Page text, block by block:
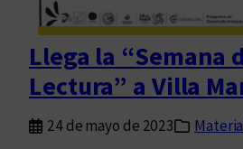
c
e
l
e
r
Llega la “Semana
Lectura” a Villa
24 de mayo de 2023